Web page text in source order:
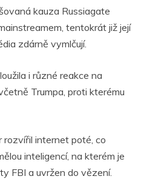
kauza Russiagate
tentokrát již její
zdárně vymlčují.
i různé reakce na
Trumpa, proti kterému
rozvířil internet poté, co
inteligencí, na kterém je
FBI a uvržen do vězení.